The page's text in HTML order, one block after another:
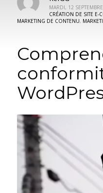
MARDI, 12
CRÉATION DE SITE E-
MARKETING DE CONTENU,